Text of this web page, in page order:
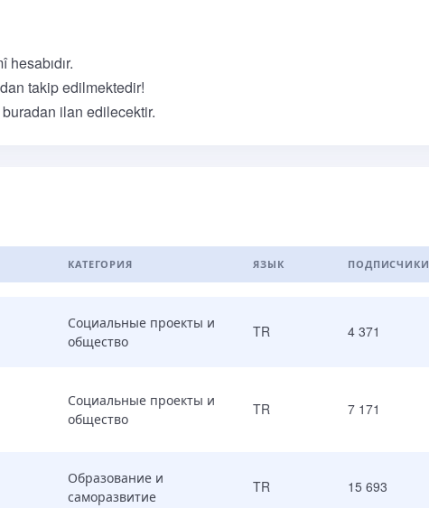
hesabıdır.
takip edilmektedir!
buradan ilan edilecektir.
КАТЕГОРИЯ ЯЗЫК ПОДПИСЧИКИ
Социальные проекты и
общество
TR 4 371
Социальные проекты и
общество
TR 7 171
Образование и
саморазвитие
TR 15 693